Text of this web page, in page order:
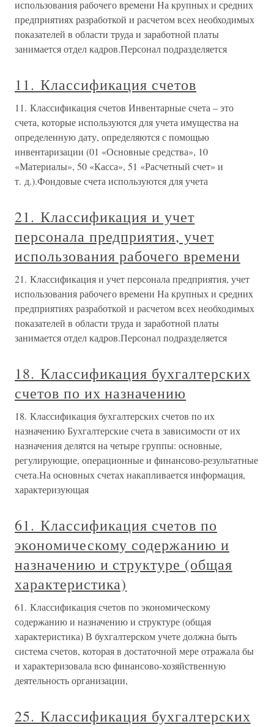
использования рабочего времени На крупных и средних
предприятиях разработкой и расчетом всех необходимых
показателей в области труда и заработной платы
занимается отдел кадров.Персонал подразделяется
11. Классификация счетов
11. Классификация счетов Инвентарные счета – это
счета, которые используются для учета имущества на
определенную дату, определяются с помощью
инвентаризации (01 «Основные средства», 10
«Материалы», 50 «Касса», 51 «Расчетный счет» и
т. д.).Фондовые счета используются для учета
21. Классификация и учет
персонала предприятия, учет
использования рабочего времени
21. Классификация и учет персонала предприятия, учет
использования рабочего времени На крупных и средних
предприятиях разработкой и расчетом всех необходимых
показателей в области труда и заработной платы
занимается отдел кадров.Персонал подразделяется
18. Классификация бухгалтерских
счетов по их назначению
18. Классификация бухгалтерских счетов по их
назначению Бухгалтерские счета в зависимости от их
назначения делятся на четыре группы: основные,
регулирующие, операционные и финансово-результатные
счета.На основных счетах накапливается информация,
характеризующая
61. Классификация счетов по
экономическому содержанию и
назначению и структуре (общая
характеристика)
61. Классификация счетов по экономическому
содержанию и назначению и структуре (общая
характеристика) В бухгалтерском учете должна быть
система счетов, которая в достаточной мере отражала бы
и характеризовала всю финансово-хозяйственную
деятельность организации,
25. Классификация бухгалтерских